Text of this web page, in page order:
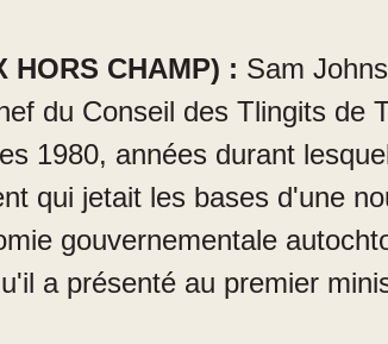
HORS CHAMP) : Sam
du Conseil des Tlingits de
1980, années durant
qui jetait les bases d'une
gouvernementale
a présenté au premier